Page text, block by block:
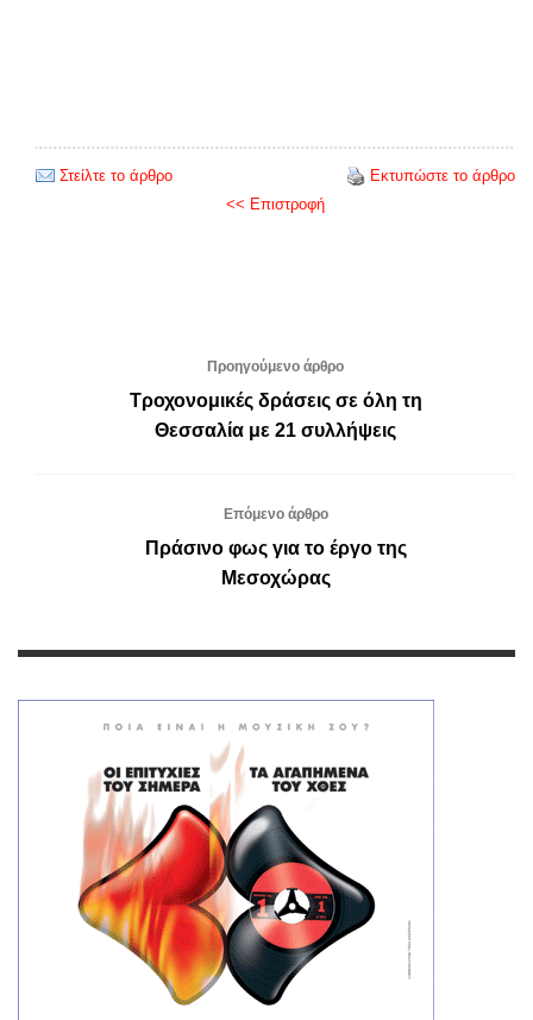
Στείλτε το άρθρο
Εκτυπώστε το άρθρο
<< Επιστροφή
Προηγούμενο άρθρο
Τροχονομικές δράσεις σε όλη τη
Θεσσαλία με 21 συλλήψεις
Επόμενο άρθρο
Πράσινο φως για το έργο της
Μεσοχώρας